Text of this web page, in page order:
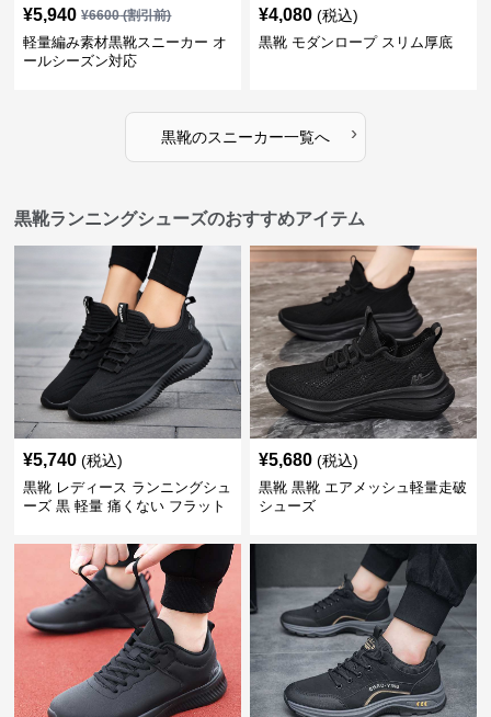
¥5,940 ¥6600(割引前)
軽量編み素材黒靴スニーカー オ
ールシーズン対応
¥4,080 (税込)
黒靴 モダンロープ スリム厚底
黒靴のスニーカー一覧へ ›
黒靴ランニングシューズのおすすめアイテム
¥5,740 (税込)
黒靴 レディース ランニングシュ
ーズ 黒 軽量 痛くない フラット
¥5,680 (税込)
黒靴 黒靴 エアメッシュ軽量走破
シューズ